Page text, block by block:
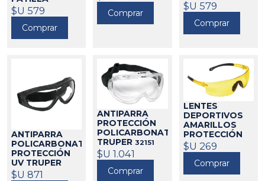
AJUSTABLE
CLIMAX480215
$U 579
Comprar
Comprar
AJUSTABLE
CLIMAX480214
$U 579
Comprar
ANTIPARRA
POLICARBONATO
PROTECCIÓN
UV TRUPER
32172
$U 871
ANTIPARRA
PROTECCIÓN
POLICARBONATO
TRUPER 32151
$U 1.041
Comprar
LENTES
DEPORTIVOS
AMARILLOS
PROTECCIÓN
UV TRUPER
32160
$U 269
Comprar